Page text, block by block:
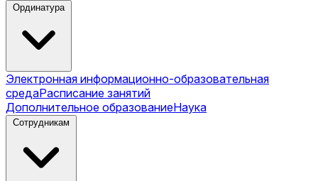
Ординатура
Электронная информационно-образовательная
средаРасписание занятий
Дополнительное образованиеНаука
Сотрудникам